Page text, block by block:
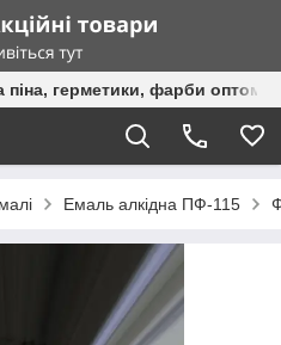
піна, герметики, фарби оптом
Емаль алкідна ПФ-115